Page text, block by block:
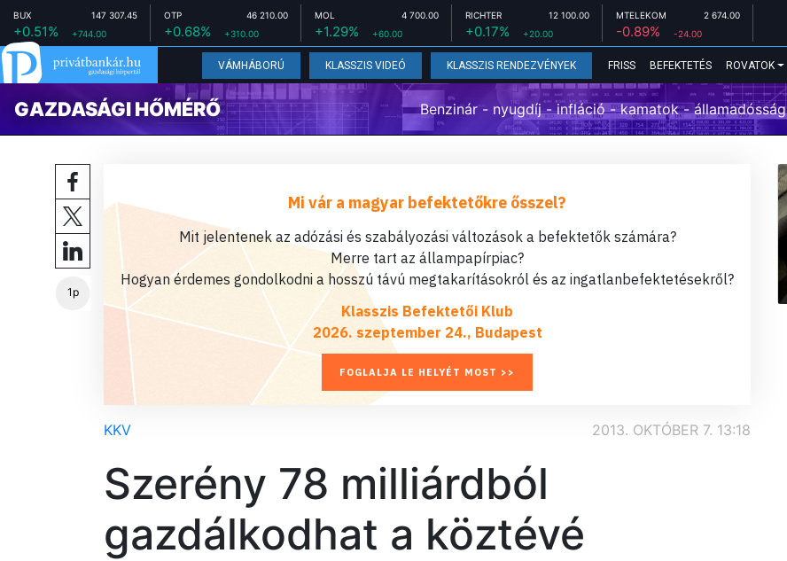
BUX 147 307.45
+0.51% +744.00
OTP 46 210.00
+0.68% +310.00
MOL 4 700.00
+1.29% +60.00
RICHTER 12 100.00
+0.17% +20.00
MTELEKOM 2 674.00
-0.89% -24.00
VÁMHÁBORÚ KLASSZIS VIDEÓ KLASSZIS RENDEZVÉNYEK FRISS BEFEKTETÉS ROVATOK
GAZDASÁGI HŐMÉRŐ Benzinár - nyugdíj - infláció - kamatok - államadósság
1p
Mi vár a magyar befektetőkre ősszel?
Mit jelentenek az adózási és szabályozási változások a befektetők számára?
Merre tart az állampapírpiac?
Hogyan érdemes gondolkodni a hosszú távú megtakarításokról és az ingatlanbefektetésekről?
Klasszis Befektetői Klub
2026. szeptember 24., Budapest
FOGLALJA LE HELYÉT MOST >>
KKV 2013. OKTÓBER 7. 13:18
Szerény 78 milliárdból
gazdálkodhat a köztévé